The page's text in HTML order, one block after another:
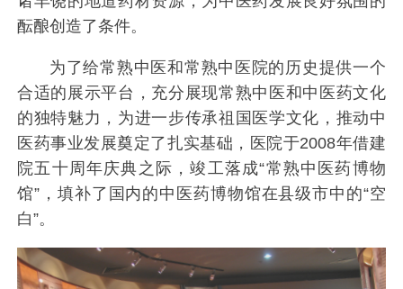
酝酿创造了条件。
为了给常熟中医和常熟中医院的历史提供一个
合适的展示平台，充分展现常熟中医和中医药文化
的独特魅力，为进一步传承祖国医学文化，推动中
医药事业发展奠定了扎实基础，医院于2008年借建
院五十周年庆典之际，竣工落成“常熟中医药博物
馆”，填补了国内的中医药博物馆在县级市中的“空
白”。